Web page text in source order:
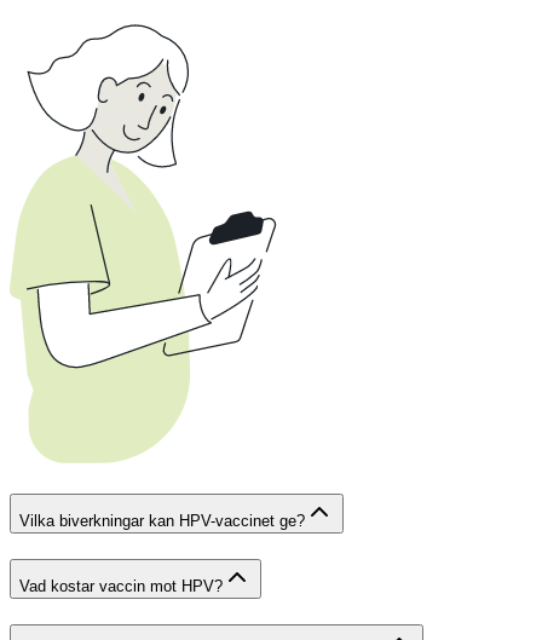
Vilka biverkningar kan HPV-vaccinet ge?
Vad kostar vaccin mot HPV?